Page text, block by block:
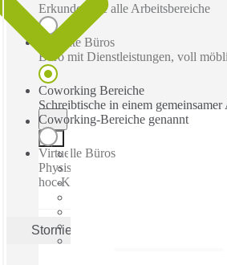
Erkunden Sie alle Arbeitsbereiche
Betreute Büros
Büro mit Dienstleistungen, voll
Coworking Bereiche
Schreibtische in einem
Coworking-Bereiche genannt
Virtuelle Büros
Physische Geschäftsadresse mit
hoc-Konferenzräume
Stornieren